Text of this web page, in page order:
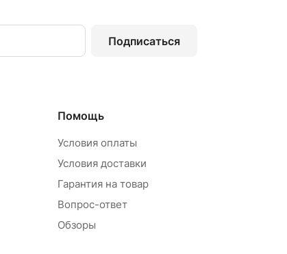
Подписаться
Помощь
Условия оплаты
Условия доставки
Гарантия на товар
Вопрос-ответ
Обзоры